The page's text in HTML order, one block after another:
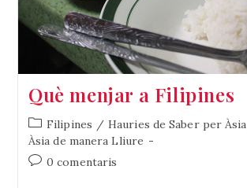
Què menjar a Filipines
Categoria
de
l'entrada:
Filipines / Hauries de Saber per Àsia
Àsia de manera Lliure
Comentaris
0 comentaris